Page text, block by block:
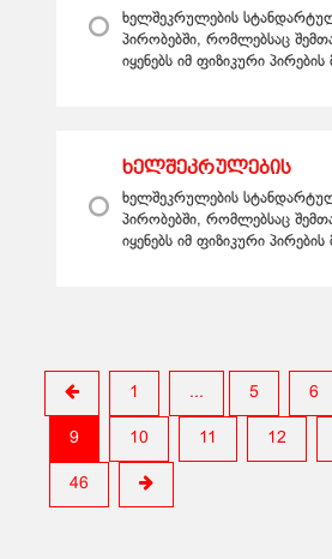
სტანდარტული
ბათილობა
ხელშეკრულების
პირობებში, რომლებსაც
იყენებს იმ ფიზიკური
ხელშეკრულების
სტანდარტული
ბათილობის სხვა
საფუძვლები
ხელშეკრულების
პირობებში, რომლებსაც
იყენებს იმ ფიზიკური
1 ... 5 6
9 10 11 12
46